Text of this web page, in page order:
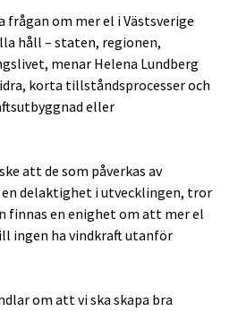
frågan om mer el i Västsverige
håll – staten, regionen,
menar Helena Lundberg
korta tillståndsprocesser och
eller
att de som påverkas av
delaktighet i utvecklingen, tror
finnas en enighet om att mer el
ingen ha vindkraft utanför
om att vi ska skapa bra